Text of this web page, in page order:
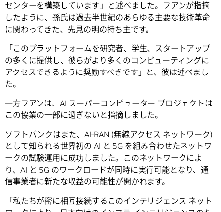
センターを構築しています」と述べました。フアンが指摘
したように、孫氏は過去半世紀のあらゆる主要な技術革命
に関わってきた、先見の明の持ち主です。
「このプラットフォームを研究者、学生、スタートアップ
の多くに提供し、彼らがより多くのコンピューティングに
アクセスできるように奨励すべきです」と、彼は述べまし
た。
一方フアンは、AI スーパーコンピューター プロジェクトは
この協業の一部に過ぎないと指摘しました。
ソフトバンクはまた、AI-RAN (無線アクセス ネットワーク)
として知られる世界初の AI と 5G を組み合わせたネットワ
ークの試験運用に成功しました。このネットワークによ
り、AI と 5G のワークロードが同時に実行可能となり、通
信事業者に新たな収益の可能性が開かれます。
「私たちが密に相互接続するこのインテリジェンス ネット